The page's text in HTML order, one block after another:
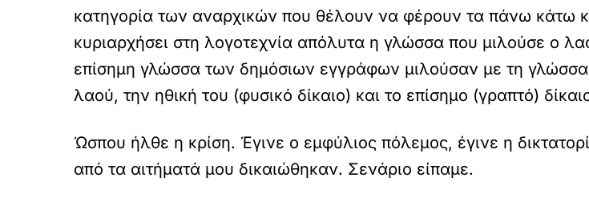
κατηγορία των αναρχικών που θέλουν να φέρουν τα πάνω κάτω
κυριαρχήσει στη λογοτεχνία απόλυτα η γλώσσα που μιλούσε ο
επίσημη γλώσσα των δημόσιων εγγράφων μιλούσαν με τη
λαού, την ηθική του (φυσικό δίκαιο) και το επίσημο (γραπτό)
Ώσπου ήλθε η κρίση. Έγινε ο εμφύλιος πόλεμος, έγινε η
από τα αιτήματά μου δικαιώθηκαν. Σενάριο είπαμε.